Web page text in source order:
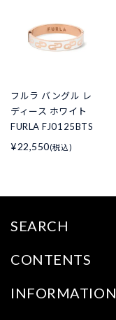
フルラ バングル レ
ディース ホワイト
FURLA FJ0125BTS
¥22,550(税込)
SEARCH
CONTENTS
INFORMATION